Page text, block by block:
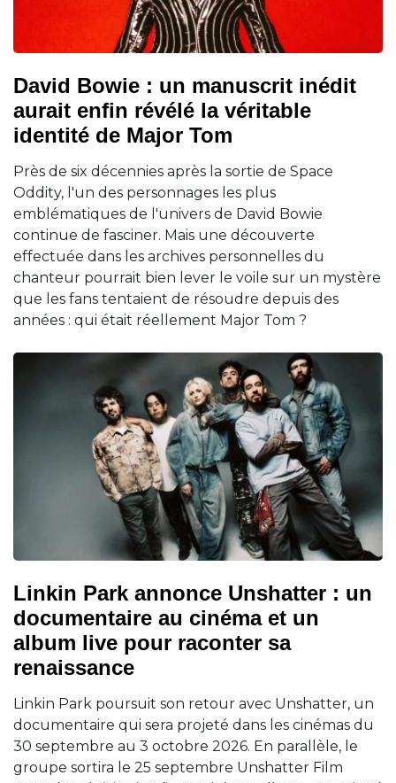
David Bowie : un manuscrit inédit
aurait enfin révélé la véritable
identité de Major Tom
Près de six décennies après la sortie de Space
Oddity, l'un des personnages les plus
emblématiques de l'univers de David Bowie
continue de fasciner. Mais une découverte
effectuée dans les archives personnelles du
chanteur pourrait bien lever le voile sur un mystère
que les fans tentaient de résoudre depuis des
années : qui était réellement Major Tom ?
Linkin Park annonce Unshatter : un
documentaire au cinéma et un
album live pour raconter sa
renaissance
Linkin Park poursuit son retour avec Unshatter, un
documentaire qui sera projeté dans les cinémas du
30 septembre au 3 octobre 2026. En parallèle, le
groupe sortira le 25 septembre Unshatter Film